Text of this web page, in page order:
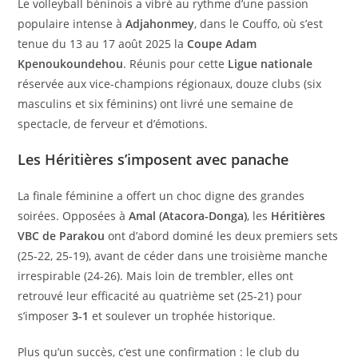
Le volleyball béninois a vibré au rythme d’une passion
populaire intense àAdjahonmey, dans le Couffo, où s’est
tenue du 13 au 17 août 2025 laCoupe Adam
Kpenoukoundehou. Réunis pour cette Ligue nationale
réservée aux vice-champions régionaux, douze clubs (six
masculins et six féminins) ont livré une semaine de
spectacle, de ferveur et d’émotions.
Les Héritières s’imposent avec panache
La finale féminine a offert un choc digne des grandes
soirées. Opposées àAmal (Atacora-Donga), les Héritières
VBC de Parakou ont d’abord dominé les deux premiers sets
(25-22, 25-19), avant de céder dans une troisième manche
irrespirable (24-26). Mais loin de trembler, elles ont
retrouvé leur efficacité au quatrième set (25-21) pour
s’imposer3-1 et soulever un trophée historique.
Plus qu’un succès, c’est une confirmation : le club du